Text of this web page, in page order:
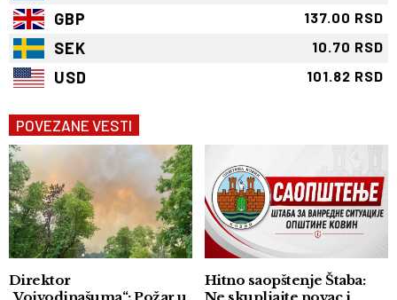
GBP 137.00 RSD
SEK 10.70 RSD
USD 101.82 RSD
POVEZANE VESTI
Direktor
Hitno saopštenje Štaba: